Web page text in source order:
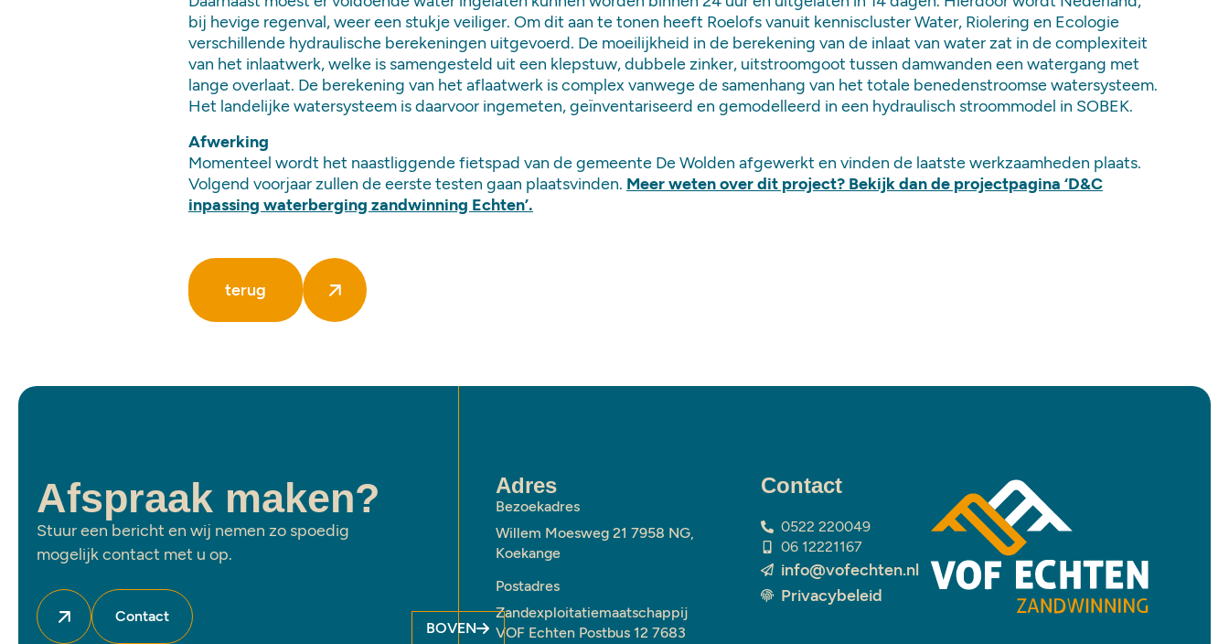
bij hevige regenval, weer een stukje veiliger. Om dit aan te tonen heeft Roelofs vanuit kenniscluster Water, Riolering en Ecologie
verschillende hydraulische berekeningen uitgevoerd. De moeilijkheid in de berekening van de inlaat van water zat in de complexiteit
van het inlaatwerk, welke is samengesteld uit een klepstuw, dubbele zinker, uitstroomgoot tussen damwanden een watergang met
lange overlaat. De berekening van het aflaatwerk is complex vanwege de samenhang van het totale benedenstroomse watersysteem.
Het landelijke watersysteem is daarvoor ingemeten, geïnventariseerd en gemodelleerd in een hydraulisch stroommodel in SOBEK.
Afwerking
Momenteel wordt het naastliggende fietspad van de gemeente De Wolden afgewerkt en vinden de laatste werkzaamheden plaats.
Volgend voorjaar zullen de eerste testen gaan plaatsvinden. Meer weten over dit project? Bekijk dan de projectpagina ‘D&C
inpassing waterberging zandwinning Echten’.
terug
Afspraak maken?
Stuur een bericht en wij nemen zo spoedig
mogelijk contact met u op.
Contact
BOVEN
Adres
Bezoekadres
Willem Moesweg 21 7958 NG,
Koekange
Postadres
Zandexploitatiemaatschappij
VOF Echten Postbus 12 7683
Contact
0522 220049
06 12221167
info@vofechten.nl
Privacybeleid